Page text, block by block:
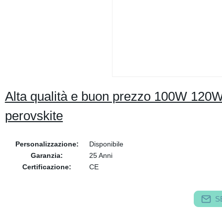
Alta qualità e buon prezzo 100W
perovskite
Personalizzazione:
Disponibile
Garanzia:
25 Anni
Certificazione:
CE